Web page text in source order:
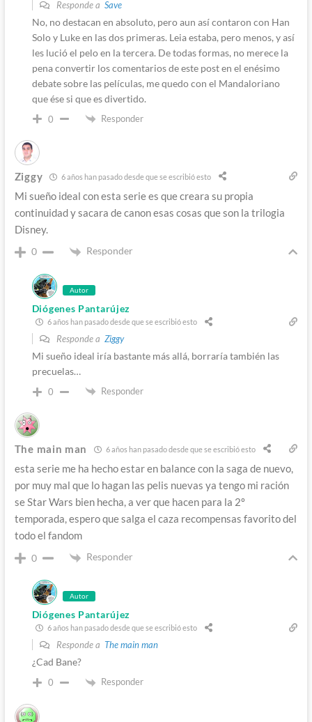
Responde a Save
No, no destacan en absoluto, pero aun así contaron con Han
Solo y Luke en las dos primeras. Leia estaba, pero menos, y así
les lució el pelo en la tercera. De todas formas, no merece la
pena convertir los comentarios de este post en el enésimo
debate sobre las películas, me quedo con el Mandaloriano
que ése si que es divertido.
0 Responder
Ziggy 6 años han pasado desde que se escribió esto
Mi sueño ideal con esta serie es que creara su propia
continuidad y sacara de canon esas cosas que son la trilogia
Disney.
0 Responder
Autor
Diógenes Pantarújez
6 años han pasado desde que se escribió esto
Responde a Ziggy
Mi sueño ideal iría bastante más allá, borraría también las
precuelas…
0 Responder
The main man 6 años han pasado desde que se escribió esto
esta serie me ha hecho estar en balance con la saga de nuevo,
por muy mal que lo hagan las pelis nuevas ya tengo mi ración
se Star Wars bien hecha, a ver que hacen para la 2º
temporada, espero que salga el caza recompensas favorito del
todo el fandom
0 Responder
Autor
Diógenes Pantarújez
6 años han pasado desde que se escribió esto
Responde a The main man
¿Cad Bane?
0 Responder